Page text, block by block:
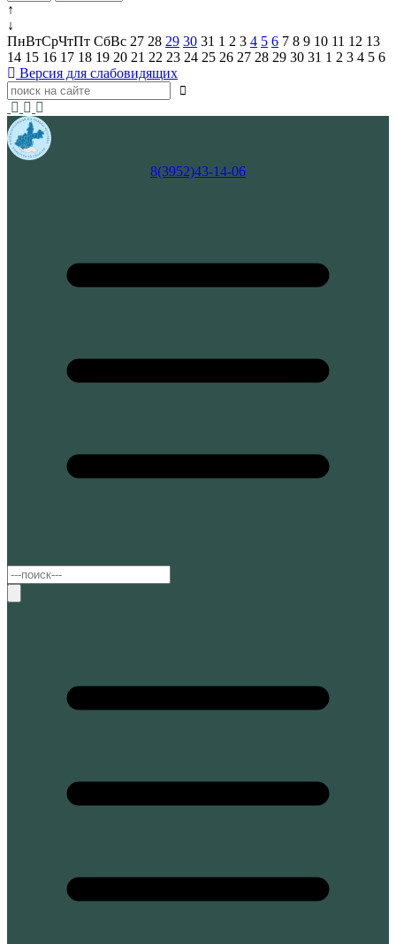
↑
↓
ПнВтСрЧтПт СбВс 27 28 29 30 31 1 2 3 4 5 6 7 8 9 10 11 12 13
14 15 16 17 18 19 20 21 22 23 24 25 26 27 28 29 30 31 1 2 3 4 5 6
Версия для слабовидящих
8(3952)43-14-06